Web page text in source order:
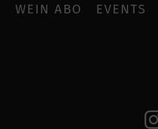
WEIN ABO EVENTS